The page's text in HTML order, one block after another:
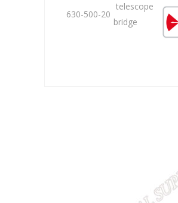
630-500-20
telescope
bridge